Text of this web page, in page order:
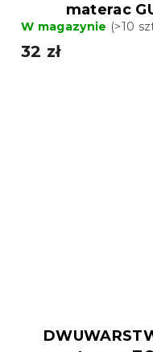
materac
W magazynie (>10
32 zł